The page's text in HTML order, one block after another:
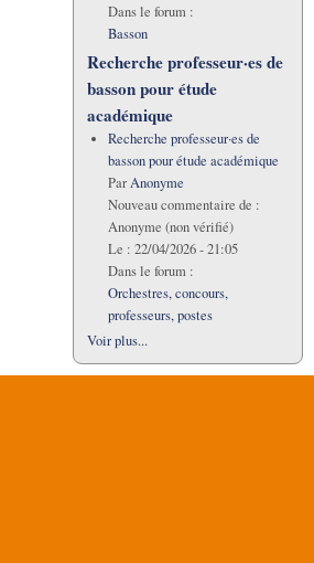
Dans le forum :
Basson
Recherche professeur·es de
basson pour étude
académique
Recherche professeur·es de
basson pour étude académique
ParAnonyme
Nouveau commentaire de :
Anonyme (non vérifié)
Le : 22/04/2026 - 21:05
Dans le forum :
Orchestres, concours,
professeurs, postes
Voir plus...